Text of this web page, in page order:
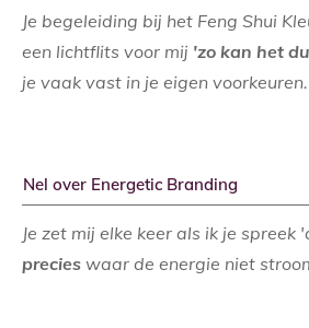
Je begeleiding bij het Feng Shui
een lichtflits voor mij 'zo kan het
je vaak vast in je eigen voorkeuren.
Nel over Energetic Branding
Je zet mij elke keer als ik je spreek
precies waar de energie niet